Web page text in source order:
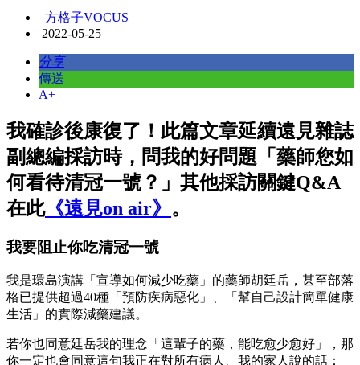
方格子VOCUS
2022-05-25
分享
傳送
A+
我確診後康復了！此篇文章延續遠見雜誌
副總編採訪時，問我的好問題「藥師您如
何看待清冠一號？」其他採訪關鍵Q&A
在此《遠見on air》 。
我要阻止你吃清冠一號
我是環島演講「宣導如何減少吃藥」的藥師胡廷岳，甚至部落
格已提供超過40種「預防疾病惡化」、「幫自己設計簡單健康
生活」的實際減藥建議。
若你也同意廷岳我的理念「這輩子的藥，能吃愈少愈好」，那
你一定也會同意這句我正在對所有病人、我的家人說的話：